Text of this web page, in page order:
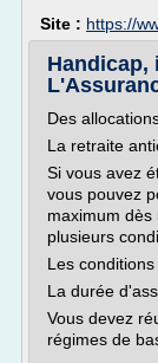
Site : https://
Handicap,
Des
La retraite
Si vous avez
vous pouvez
maximum dès
plusieurs
Les conditions
La durée
Vous devez
régimes de